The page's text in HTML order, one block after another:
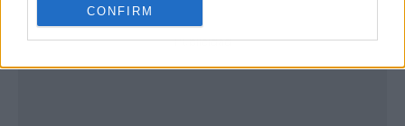
CONFIRM
Publicidad